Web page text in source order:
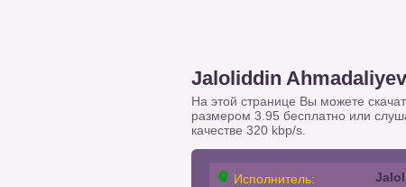
Jaloliddin
На этой странице Вы можете
размером 3.95 бесплатно или
качестве 320 kbp/s.
Исполнитель: